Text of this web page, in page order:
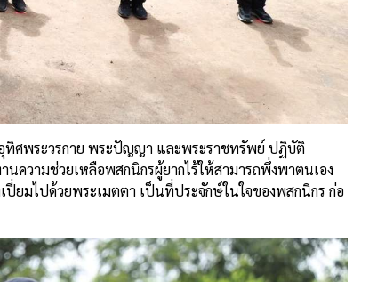
ทิศพระวรกาย พระปัญญา และพระราชทรัพย์ ปฏิบัติ
นความช่วยเหลือพสกนิกรผู้ยากไร้ให้สามารถพึ่งพาตนเอง
ยมไปด้วยพระเมตตา เป็นที่ประจักษ์ในใจของพสกนิกร ก่อ